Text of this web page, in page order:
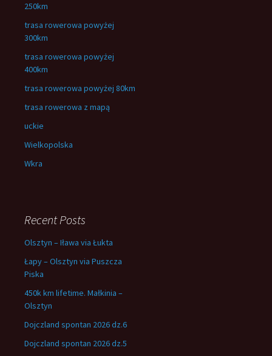
250km
trasa rowerowa powyżej
300km
trasa rowerowa powyżej
400km
trasa rowerowa powyżej 80km
trasa rowerowa z mapą
uckie
Wielkopolska
Wkra
Recent Posts
Olsztyn – Iława via Łukta
Łapy – Olsztyn via Puszcza
Piska
450k km lifetime. Małkinia –
Olsztyn
Dojczland spontan 2026 dz.6
Dojczland spontan 2026 dz.5